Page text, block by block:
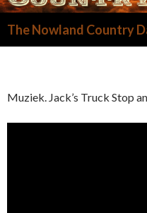
The Nowland Country
Muziek. Jack’s Truck Stop